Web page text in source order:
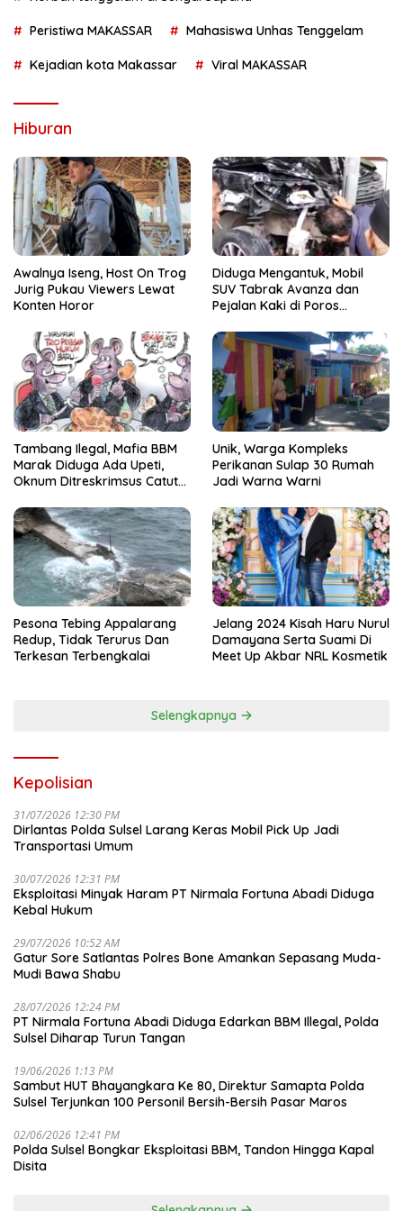
Peristiwa MAKASSAR Mahasiswa Unhas Tenggelam
Kejadian kota Makassar Viral MAKASSAR
Hiburan
Awalnya Iseng, Host On Trog
Jurig Pukau Viewers Lewat
Konten Horor
Diduga Mengantuk, Mobil
SUV Tabrak Avanza dan
Pejalan Kaki di Poros
Tambang Ilegal, Mafia BBM
Marak Diduga Ada Upeti,
Oknum Ditreskrimsus Catut
Unik, Warga Kompleks
Perikanan Sulap 30 Rumah
Jadi Warna Warni
Pesona Tebing Appalarang
Redup, Tidak Terurus Dan
Terkesan Terbengkalai
Jelang 2024 Kisah Haru Nurul
Damayana Serta Suami Di
Meet Up Akbar NRL Kosmetik
Selengkapnya
Kepolisian
31/07/2026 12:30 PM
Dirlantas Polda Sulsel Larang Keras Mobil Pick Up Jadi
Transportasi Umum
30/07/2026 12:31 PM
Eksploitasi Minyak Haram PT Nirmala Fortuna Abadi Diduga
Kebal Hukum
29/07/2026 10:52 AM
Gatur Sore Satlantas Polres Bone Amankan Sepasang Muda-
Mudi Bawa Shabu
28/07/2026 12:24 PM
PT Nirmala Fortuna Abadi Diduga Edarkan BBM Illegal, Polda
Sulsel Diharap Turun Tangan
19/06/2026 1:13 PM
Sambut HUT Bhayangkara Ke 80, Direktur Samapta Polda
Sulsel Terjunkan 100 Personil Bersih-Bersih Pasar Maros
02/06/2026 12:41 PM
Polda Sulsel Bongkar Eksploitasi BBM, Tandon Hingga Kapal
Disita